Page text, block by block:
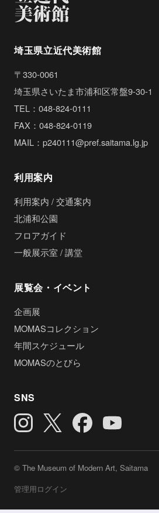
埼玉県立近代美術館
〒330-0061
埼玉県さいたま市浦和区常盤9-30-1
TEL：048-824-0111
FAX：048-824-0119
MAIL：p240111@pref.saitama.lg.jp
利用案内
利用案内 / 交通案内
北浦和公園
フロアガイド
一般展示室 / 講堂
展覧会・イベント
企画展
MOMASコレクション
年間スケジュール
MOMASのとびら
SNS
© The Museum of Modern Art, Saitama
管理用ログイン